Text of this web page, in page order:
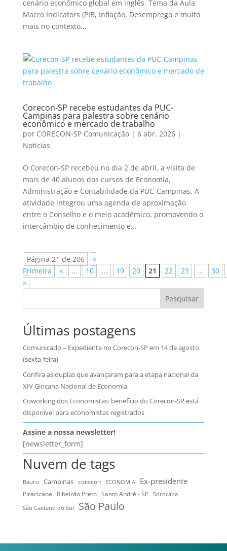
cenário econômico global em inglês. Tema da Aula:
Macro Indicators (PIB, Inflação, Desemprego e muito
mais no contexto...
Corecon-SP recebe estudantes da PUC-
Campinas para palestra sobre cenário
econômico e mercado de trabalho
por CORECON-SP Comunicação| 6 abr, 2026|
Notícias
O Corecon-SP recebeu no dia 2 de abril, a visita de
mais de 40 alunos dos cursos de Economia,
Administração e Contabilidade da PUC-Campinas. A
atividade integrou uma agenda de aproximação
entre o Conselho e o meio acadêmico, promovendo o
intercâmbio de conhecimento e...
Página 21 de 206
«
Primeira
« ... 10 ... 19 20 21 22 23 ...
30
»
Pesquisar
Últimas postagens
Comunicado – Expediente no Corecon-SP em 14 de agosto
(sexta-feira)
Confira as duplas que avançaram para a etapa nacional da
XIV Gincana Nacional de Economia
Coworking dos Economistas: benefício do Corecon-SP está
disponível para economistas registrados
Assine a nossa newsletter!
[newsletter_form]
Nuvem de tags
Bauru Campinas corecon ECONOMIA Ex-presidente
Piracicaba Ribeirão Preto Santo André - SP
Sorocaba
São Caetano do Sul
São Paulo